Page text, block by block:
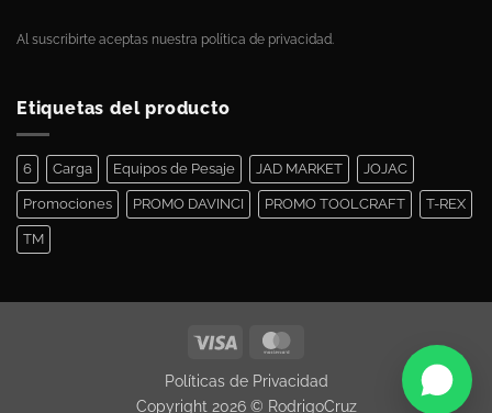
Al suscribirte aceptas nuestra política de privacidad.
Etiquetas del producto
6 Carga Equipos de Pesaje JAD MARKET JOJAC
Promociones PROMO DAVINCI PROMO TOOLCRAFT T-REX
TM
Políticas de Privacidad
Copyright 2026 © RodrigoCruz